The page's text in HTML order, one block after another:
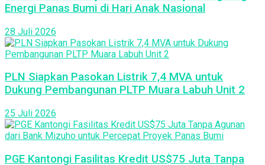
Energi Panas Bumi di Hari Anak Nasional
28 Juli 2026
PLN Siapkan Pasokan Listrik 7,4 MVA untuk
Dukung Pembangunan PLTP Muara Labuh Unit 2
25 Juli 2026
PGE Kantongi Fasilitas Kredit US$75 Juta Tanpa